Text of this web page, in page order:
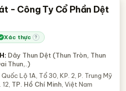
- Công Ty Cổ Phần Dệt
Xác thực ?
Dây Thun Dệt (Thun Tròn, Thun
Thun,.)
Lộ 1A, Tổ 30, KP. 2, P. Trung Mỹ
TP. Hồ Chí Minh , Việt Nam